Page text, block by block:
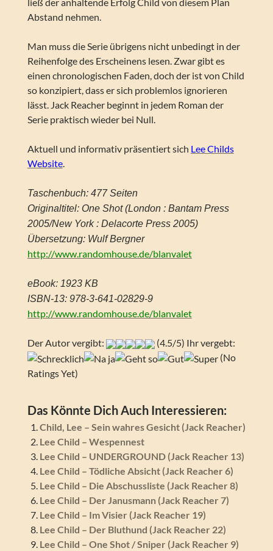
Abstand nehmen.
Man muss die Serie übrigens nicht unbedingt in der
Reihenfolge des Erscheinens lesen. Zwar gibt es
einen chronologischen Faden, doch der ist von Child
so konzipiert, dass er sich problemlos ignorieren
lässt. Jack Reacher beginnt in jedem Roman der
Serie praktisch wieder bei Null.
Aktuell und informativ präsentiert sich Lee Childs
Website.
Taschenbuch: 477 Seiten
Originaltitel: One Shot (London : Bantam Press
2005/New York : Delacorte Press 2005)
Übersetzung: Wulf Bergner
http://www.randomhouse.de/blanvalet
eBook: 1923 KB
ISBN-13: 978-3-641-02829-9
http://www.randomhouse.de/blanvalet
Der Autor vergibt:
(4.5/5) Ihr vergebt:
(No
Ratings Yet)
Das Könnte Dich Auch Interessieren:
Child, Lee – Sein wahres Gesicht (Jack Reacher)
Lee Child – Wespennest
Lee Child – UNDERGROUND (Jack Reacher 13)
Lee Child – Tödliche Absicht (Jack Reacher 6)
Lee Child – Die Abschussliste (Jack Reacher 8)
Lee Child – Der Janusmann (Jack Reacher 7)
Lee Child – Im Visier (Jack Reacher 19)
Lee Child – Der Bluthund (Jack Reacher 22)
Lee Child – One Shot / Sniper (Jack Reacher 9)